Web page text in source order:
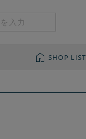
SHOP LIST